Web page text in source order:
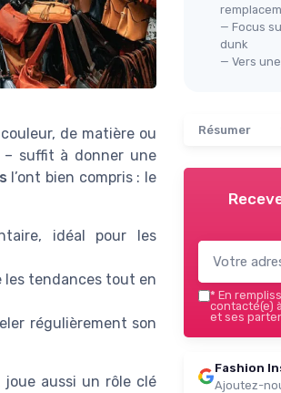
de matière ou
– suffit à donner une
l’ont bien compris : le
idéal pour les
les tendances tout en
régulièrement son
joue aussi un rôle clé
— Focus
dunk
— Vers
Résumer
* En
contacté(e)
et ses
Fashion
Ajoutez-